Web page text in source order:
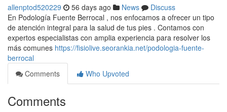
allenptod520229 56 days ago News
Discuss
En Podología Fuente Berrocal , nos enfocamos a ofrecer un tipo
de atención integral para la salud de tus pies . Contamos con
expertos especialistas con amplia experiencia para resolver los
más comunes https://fisiolive.seorankia.net/podologia-fuente-
berrocal
Comments
Who Upvoted
Comments